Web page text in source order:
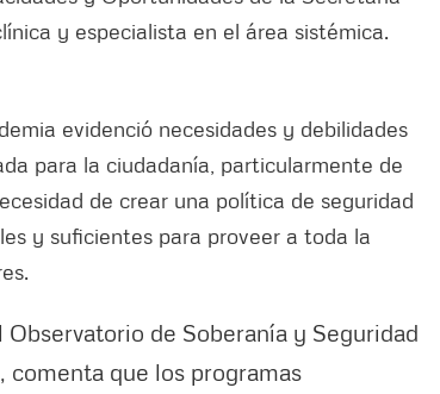
y especialista en el área sistémica.
evidenció necesidades y debilidades
para la ciudadanía, particularmente de
de crear una política de seguridad
y suficientes para proveer a toda la
de Soberanía y Seguridad
que los programas